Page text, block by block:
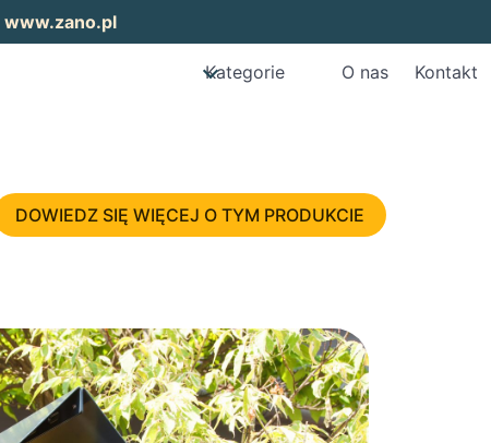
www.zano.pl
Kategorie O nas Kontakt
DOWIEDZ SIĘ WIĘCEJ O TYM PRODUKCIE